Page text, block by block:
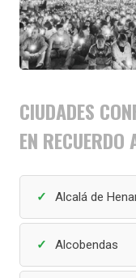
CIUDADES
EN RECUERDO
Alcalá de
Alcobendas